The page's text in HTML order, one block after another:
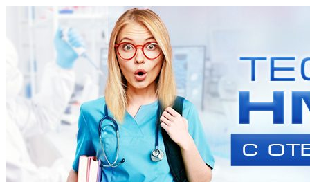
содержимому
портала
ответами